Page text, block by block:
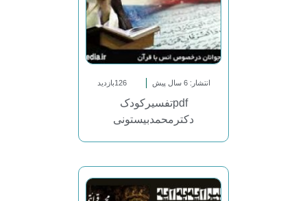
انتشار: 6 سال پیش 126بازدید
pdfتفسیرکودک
دکترمحمدبیستونی